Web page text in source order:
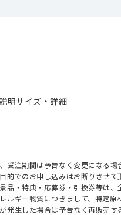
明サイズ・詳細
受注期間は予告なく変更になる場
的でのお申し込みはお断りさせて
品・特典・応募券・引換券等は
ルギー物質につきまして、特定
発生した場合は予告なく再販売す